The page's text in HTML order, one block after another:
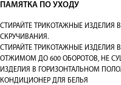
ПАМЯТКА ПО УХОДУ
СТИРАЙТЕ ТРИКОТАЖНЫЕ ИЗДЕЛИЯ
СКРУЧИВАНИЯ.
СТИРАЙТЕ ТРИКОТАЖНЫЕ ИЗДЕЛИЯ
ОТЖИМОМ ДО 600 ОБОРОТОВ, НЕ
ИЗДЕЛИЯ В ГОРИЗОНТАЛЬНОМ
КОНДИЦИОНЕР ДЛЯ БЕЛЬЯ